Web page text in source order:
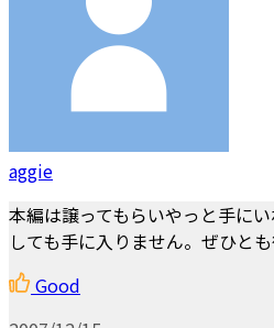
aggie
本編は譲ってもらいやっと手に
しても手に入りません。ぜひと
Good